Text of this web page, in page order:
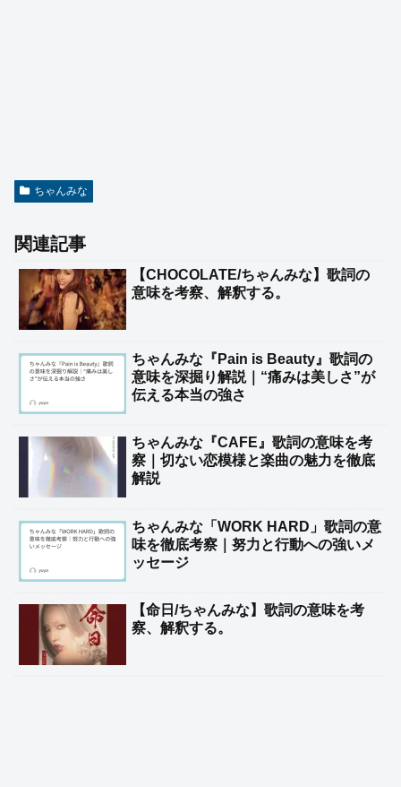
ちゃんみな
関連記事
【CHOCOLATE/ちゃんみな】歌詞の
意味を考察、解釈する。
ちゃんみな『Pain is Beauty』歌詞の
意味を深掘り解説｜“痛みは美しさ”が
伝える本当の強さ
ちゃんみな『CAFE』歌詞の意味を考
察｜切ない恋模様と楽曲の魅力を徹底
解説
ちゃんみな「WORK HARD」歌詞の意
味を徹底考察｜努力と行動への強いメ
ッセージ
【命日/ちゃんみな】歌詞の意味を考
察、解釈する。